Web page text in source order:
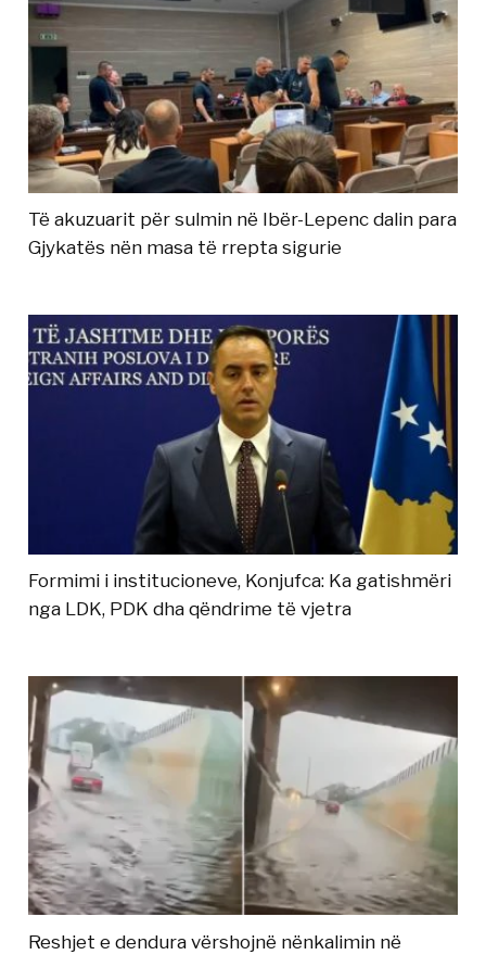
Të akuzuarit për sulmin në Ibër-Lepenc dalin para
Gjykatës nën masa të rrepta sigurie
Formimi i institucioneve, Konjufca: Ka gatishmëri
nga LDK, PDK dha qëndrime të vjetra
Reshjet e dendura vërshojnë nënkalimin në